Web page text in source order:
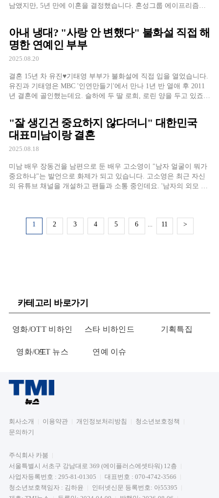
남앴지만, 5년 만에 이혼을 결정했습니다. 혼성그룹 에이프리즘으
하고 싶어 하는 전처 사이의 입장
아내 냉대? "사랑 안 변했다" 불화설 직접 해
명한 연예인 부부
2025.08.20
결혼 15년 차 유진♥기태영 부부가 불화설에 직접 입을 열었습니다.
유진과 기태영은 MBC '인연만들기'에서 만나 1년 반 열애 후 2011
년 결혼에 골인했는데요. 슬하에 두 딸 로희, 로린 양을 두고 있죠.
절의 사랑과 지금의 사
"잘 생긴건 중요하지 않다더니" 대한민국
대표미남이랑 결혼
2025.08.18
미남 배우 장동건을 남편으로 둔 배우 고소영이 "남자 얼굴이 뭐가
중요하냐"는 발언으로 화제가 되고 있습니다. 고소영은 최근 자신
의 유튜브 채널을 개설하고 팬들과 소통 중인데요. '남자의 외모 VS
1
2 3 4 5 6 11 >
카테고리 바로가기
영화/OTT 비하인
드
스타 비하인드 기획특집
영화/OTT 뉴스 연예 이슈
회사소개 이용약관 개인정보처리방침
청소년보호정책
문의하기
주식회사 카붐
서울특별시 서초구 강남대로 369 (에이플러스에셋타워) 12층
사업자등록번호 : 295-81-01305
대표번호 : 070-4742-3566
청소년보호책임자 : 김하윤
인터넷신문 등록번호: 아55395